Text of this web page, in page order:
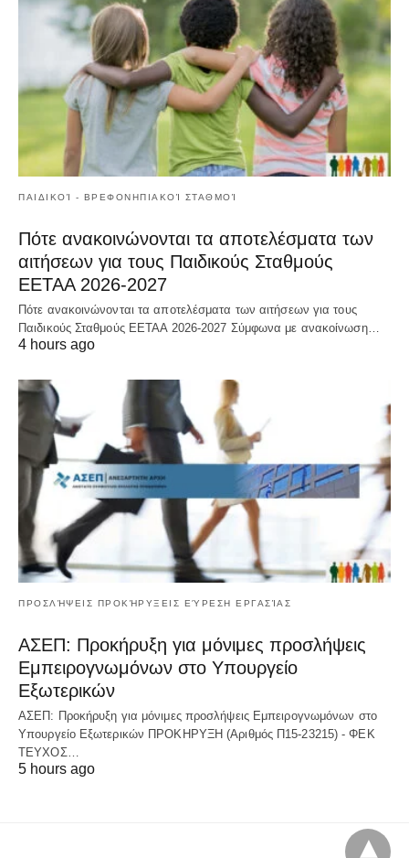
ΠΑΙΔΙΚΟΊ - ΒΡΕΦΟΝΗΠΙΑΚΟΊ ΣΤΑΘΜΟΊ
Πότε ανακοινώνονται τα αποτελέσματα των
αιτήσεων για τους Παιδικούς Σταθμούς
ΕΕΤΑΑ 2026-2027
Πότε ανακοινώνονται τα αποτελέσματα των αιτήσεων για τους
Παιδικούς Σταθμούς ΕΕΤΑΑ 2026-2027 Σύμφωνα με ανακοίνωση…
4 hours ago
ΠΡΟΣΛΉΨΕΙΣ ΠΡΟΚΉΡΥΞΕΙΣ ΕΎΡΕΣΗ ΕΡΓΑΣΊΑΣ
ΑΣΕΠ: Προκήρυξη για μόνιμες προσλήψεις
Εμπειρογνωμόνων στο Υπουργείο
Εξωτερικών
ΑΣΕΠ: Προκήρυξη για μόνιμες προσλήψεις Εμπειρογνωμόνων στο
Υπουργείο Εξωτερικών ΠΡΟΚΗΡΥΞΗ (Αριθμός Π15-23215) - ΦΕΚ
ΤΕΥΧΟΣ…
5 hours ago